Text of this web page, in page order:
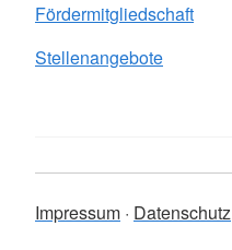
Fördermitgliedschaft
Stellenangebote
Impressum Datenschutz